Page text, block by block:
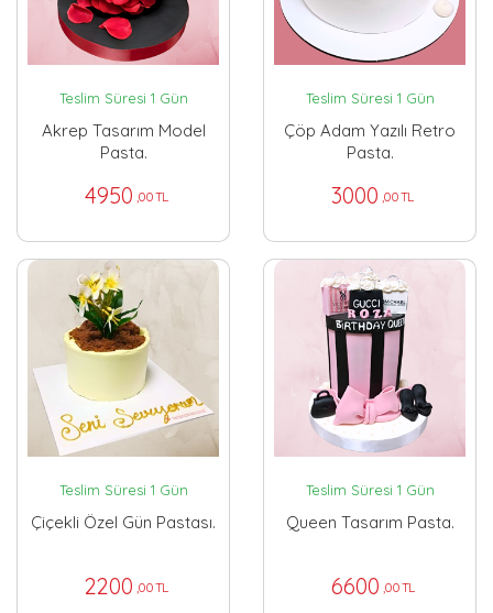
Teslim Süresi 1 Gün
Akrep Tasarım Model
Pasta.
4950 ,00 TL
Teslim Süresi 1 Gün
Çöp Adam Yazılı Retro
Pasta.
3000 ,00 TL
Teslim Süresi 1 Gün
Çiçekli Özel Gün Pastası.
2200 ,00 TL
Teslim Süresi 1 Gün
Queen Tasarım Pasta.
6600 ,00 TL